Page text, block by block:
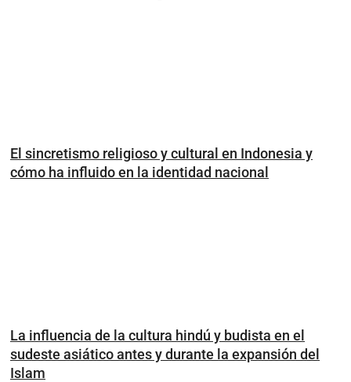
El sincretismo religioso y cultural en Indonesia y
cómo ha influido en la identidad nacional
La influencia de la cultura hindú y budista en el
sudeste asiático antes y durante la expansión del
Islam